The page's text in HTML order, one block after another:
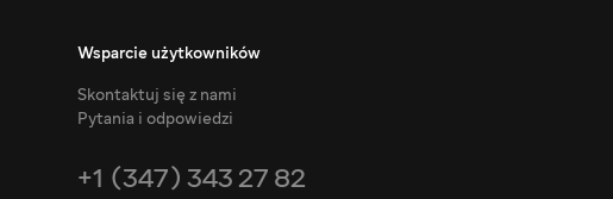
Wsparcie użytkowników
Skontaktuj się z nami
Pytania i odpowiedzi
+1 (347) 343 27 82